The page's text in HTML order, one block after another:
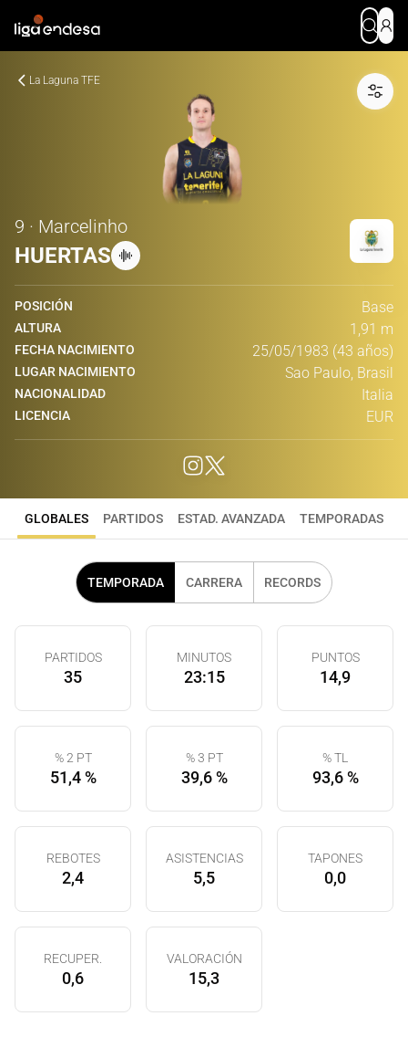
La Laguna TFE
9 · Marcelinho
HUERTAS
POSICIÓN Base
ALTURA 1,91 m
FECHA NACIMIENTO 25/05/1983 (43 años)
LUGAR NACIMIENTO Sao Paulo, Brasil
NACIONALIDAD Italia
LICENCIA EUR
GLOBALES PARTIDOS ESTAD. AVANZADA TEMPORADAS
TEMPORADA CARRERA RECORDS
PARTIDOS
35
MINUTOS
23:15
PUNTOS
14,9
% 2 PT
51,4 %
% 3 PT
39,6 %
% TL
93,6 %
REBOTES
2,4
ASISTENCIAS
5,5
TAPONES
0,0
RECUPER.
0,6
VALORACIÓN
15,3